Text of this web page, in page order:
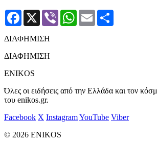
Facebook
X Viber WhatsApp
Email
ΔΙΑΦΗΜΙΣΗ
ΔΙΑΦΗΜΙΣΗ
ENIKOS
Όλες οι ειδήσεις από την Ελλάδα και τον
του enikos.gr.
Facebook X InstagramYouTube Viber
© 2026 ENIKOS